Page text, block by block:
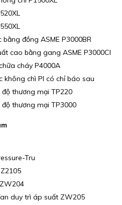
đồng ASME P3000BR
cao bằng gang ASME P3000CI
cháy P4000A
không chì PI có chỉ báo sau
thương mại TP220
thương mại TP3000
Tru
duy trì áp suất ZW205